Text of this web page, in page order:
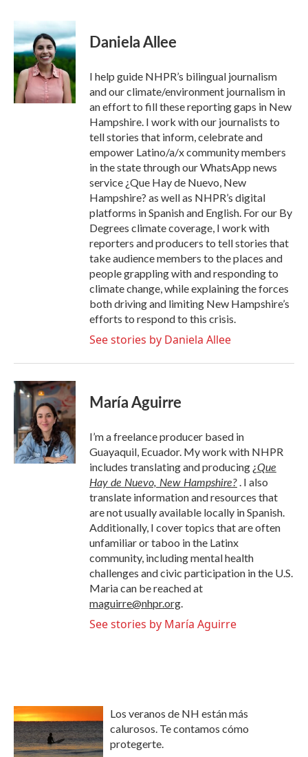
c
e
b
o
o
k
i
t
t
e
r
n
k
e
d
I
n
Daniela Allee
I help guide NHPR’s bilingual journalism
and our climate/environment journalism in
an effort to fill these reporting gaps in New
Hampshire. I work with our journalists to
tell stories that inform, celebrate and
empower Latino/a/x community members
in the state through our WhatsApp news
service ¿Que Hay de Nuevo, New
Hampshire? as well as NHPR’s digital
platforms in Spanish and English. For our By
Degrees climate coverage, I work with
reporters and producers to tell stories that
take audience members to the places and
people grappling with and responding to
climate change, while explaining the forces
both driving and limiting New Hampshire’s
efforts to respond to this crisis.
See stories by Daniela Allee
María Aguirre
I’m a freelance producer based in
Guayaquil, Ecuador. My work with NHPR
includes translating and producing ¿Que
Hay de Nuevo, New Hampshire?. I also
translate information and resources that
are not usually available locally in Spanish.
Additionally, I cover topics that are often
unfamiliar or taboo in the Latinx
community, including mental health
challenges and civic participation in the U.S.
Maria can be reached at
maguirre@nhpr.org.
See stories by María Aguirre
Los veranos de NH están más
calurosos. Te contamos cómo
protegerte.